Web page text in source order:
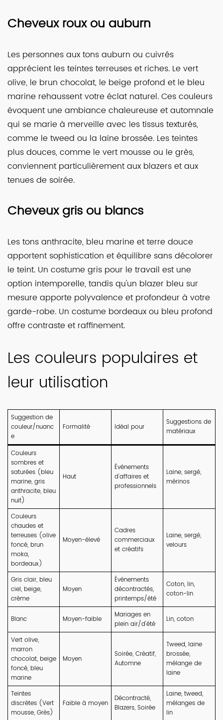
Cheveux roux ou auburn
Les personnes aux tons auburn ou cuivrés
apprécient les teintes terreuses et riches. Le vert
olive, le brun chocolat, le beige profond et le bleu
marine rehaussent votre éclat naturel. Ces couleurs
évoquent une ambiance chaleureuse et automnale
qui se marie à merveille avec les tissus texturés,
comme le tweed ou la laine brossée. Les teintes
plus douces, comme le vert mousse ou le grès,
conviennent particulièrement aux blazers et aux
tenues de soirée.
Cheveux gris ou blancs
Les tons anthracite, bleu marine et terre douce
apportent sophistication et équilibre sans décolorer
le teint. Un costume gris pour le travail est une
option intemporelle, tandis qu'un blazer bleu sur
mesure apporte polyvalence et profondeur à votre
garde-robe. Un costume bordeaux ou bleu profond
offre contraste et raffinement.
Les couleurs populaires et
leur utilisation
Suggestion de
couleur/nuanc
e
Formalité Idéal pour
Suggestions de
matériaux
Couleurs
sombres et
saturées (bleu
marine, gris
anthracite, bleu
nuit)
Haut
Événements
d'affaires et
professionnels
Laine, sergé,
mérinos
Couleurs
chaudes et
terreuses (olive
foncé, brun
moka,
bordeaux)
Moyen-élevé
Cadres
commerciaux
et créatifs
Laine, sergé,
velours
Gris clair, bleu
ciel, beige,
crème
Moyen
Événements
décontractés,
printemps/été
Coton, lin,
coton-lin
Blanc Moyen-faible
Mariages en
plein air/d'été
Lin, coton
Vert olive,
marron
chocolat, beige
foncé, bleu
marine
Moyen
Soirée, Créatif,
Automne
Tweed, laine
brossée,
mélange de
laine
Teintes
discrètes (Vert
mousse, Grès)
Faible à moyen
Décontracté,
Blazers, Soirée
Laine, tweed,
mélanges de
lin